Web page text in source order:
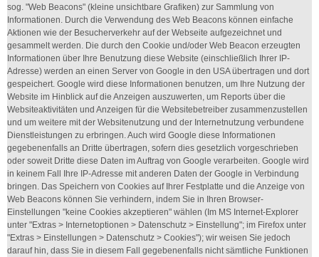
sog. "Web Beacons" (kleine unsichtbare Grafiken) zur Sammlung von
Informationen. Durch die Verwendung des Web Beacons können einfache
Aktionen wie der Besucherverkehr auf der Webseite aufgezeichnet und
gesammelt werden. Die durch den Cookie und/oder Web Beacon erzeugten
Informationen über Ihre Benutzung diese Website (einschließlich Ihrer IP-
Adresse) werden an einen Server von Google in den USA übertragen und dort
gespeichert. Google wird diese Informationen benutzen, um Ihre Nutzung der
Website im Hinblick auf die Anzeigen auszuwerten, um Reports über die
Websiteaktivitäten und Anzeigen für die Websitebetreiber zusammenzustellen
und um weitere mit der Websitenutzung und der Internetnutzung verbundene
Dienstleistungen zu erbringen. Auch wird Google diese Informationen
gegebenenfalls an Dritte übertragen, sofern dies gesetzlich vorgeschrieben
oder soweit Dritte diese Daten im Auftrag von Google verarbeiten. Google wird
in keinem Fall Ihre IP-Adresse mit anderen Daten der Google in Verbindung
bringen. Das Speichern von Cookies auf Ihrer Festplatte und die Anzeige von
Web Beacons können Sie verhindern, indem Sie in Ihren Browser-
Einstellungen "keine Cookies akzeptieren" wählen (Im MS Internet-Explorer
unter "Extras > Internetoptionen > Datenschutz > Einstellung"; im Firefox unter
"Extras > Einstellungen > Datenschutz > Cookies"); wir weisen Sie jedoch
darauf hin, dass Sie in diesem Fall gegebenenfalls nicht sämtliche Funktionen